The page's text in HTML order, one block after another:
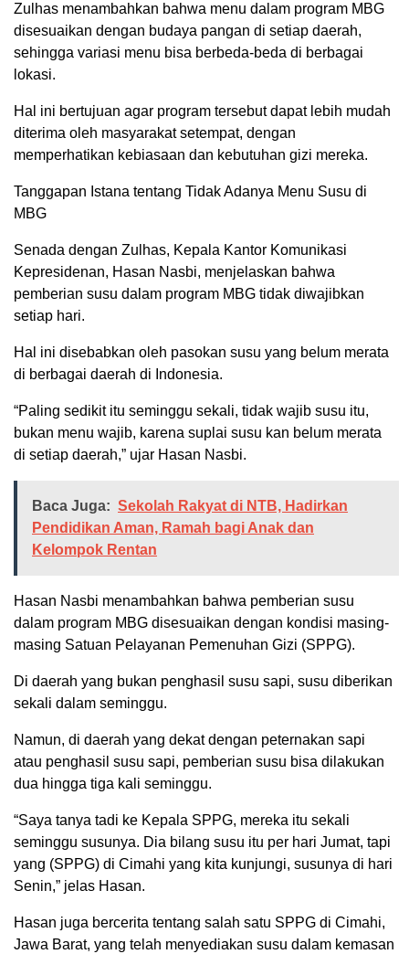
Zulhas menambahkan bahwa menu dalam program MBG
disesuaikan dengan budaya pangan di setiap daerah,
sehingga variasi menu bisa berbeda-beda di berbagai
lokasi.
Hal ini bertujuan agar program tersebut dapat lebih mudah
diterima oleh masyarakat setempat, dengan
memperhatikan kebiasaan dan kebutuhan gizi mereka.
Tanggapan Istana tentang Tidak Adanya Menu Susu di
MBG
Senada dengan Zulhas, Kepala Kantor Komunikasi
Kepresidenan, Hasan Nasbi, menjelaskan bahwa
pemberian susu dalam program MBG tidak diwajibkan
setiap hari.
Hal ini disebabkan oleh pasokan susu yang belum merata
di berbagai daerah di Indonesia.
“Paling sedikit itu seminggu sekali, tidak wajib susu itu,
bukan menu wajib, karena suplai susu kan belum merata
di setiap daerah,” ujar Hasan Nasbi.
Baca Juga: Sekolah Rakyat di NTB, Hadirkan
Pendidikan Aman, Ramah bagi Anak dan
Kelompok Rentan
Hasan Nasbi menambahkan bahwa pemberian susu
dalam program MBG disesuaikan dengan kondisi masing-
masing Satuan Pelayanan Pemenuhan Gizi (SPPG).
Di daerah yang bukan penghasil susu sapi, susu diberikan
sekali dalam seminggu.
Namun, di daerah yang dekat dengan peternakan sapi
atau penghasil susu sapi, pemberian susu bisa dilakukan
dua hingga tiga kali seminggu.
“Saya tanya tadi ke Kepala SPPG, mereka itu sekali
seminggu susunya. Dia bilang susu itu per hari Jumat, tapi
yang (SPPG) di Cimahi yang kita kunjungi, susunya di hari
Senin,” jelas Hasan.
Hasan juga bercerita tentang salah satu SPPG di Cimahi,
Jawa Barat, yang telah menyediakan susu dalam kemasan